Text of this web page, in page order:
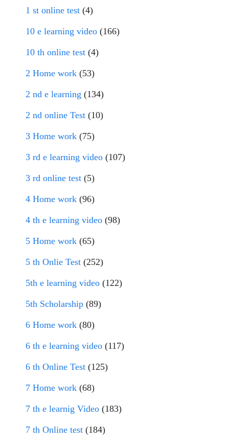
1 st online test (4)
10 e learning video (166)
10 th online test (4)
2 Home work (53)
2 nd e learning (134)
2 nd online Test (10)
3 Home work (75)
3 rd e learning video (107)
3 rd online test (5)
4 Home work (96)
4 th e learning video (98)
5 Home work (65)
5 th Onlie Test (252)
5th e learning video (122)
5th Scholarship (89)
6 Home work (80)
6 th e learning video (117)
6 th Online Test (125)
7 Home work (68)
7 th e learnig Video (183)
7 th Online test (184)